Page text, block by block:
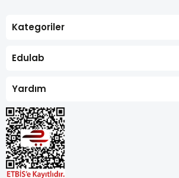
Kategoriler
Edulab
Yardım